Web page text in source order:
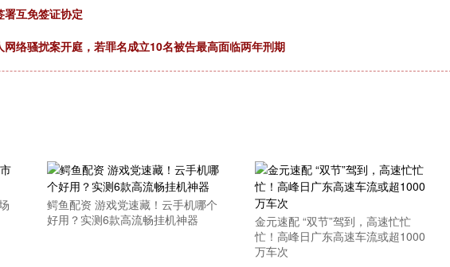
互免签证协定
络骚扰案开庭，若罪名成立10名被告最高面临两年刑期
鳄鱼配资 游戏党速藏！云手机哪个
好用？实测6款高流畅挂机神器
金元速配 “双节”驾到，高速忙忙
忙！高峰日广东高速车流或超1000
万车次
200.89 1.42% 沪深300 4694.44 43.13 0.93%